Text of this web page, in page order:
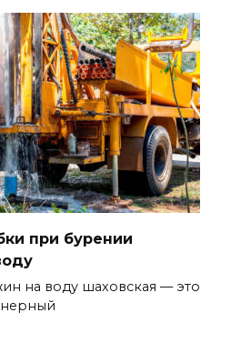
при бурении
на воду шаховская — это